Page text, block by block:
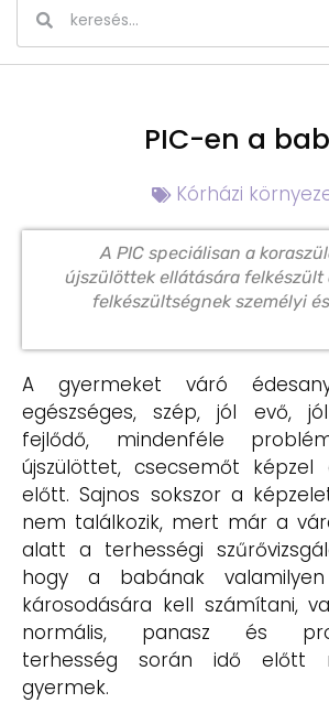
PIC-en a
Kórházi
A PIC speciálisan a
újszülöttek ellátására felkészült
felkészültségnek személyi
A gyermeket váró
egészséges, szép, jól evő,
fejlődő, mindenféle
újszülöttet, csecsemőt képzel
előtt. Sajnos sokszor a
nem találkozik, mert már a
alatt a terhességi
hogy a babának valamilyen
károsodására kell számítani,
normális, panasz és
terhesség során idő előtt
gyermek.